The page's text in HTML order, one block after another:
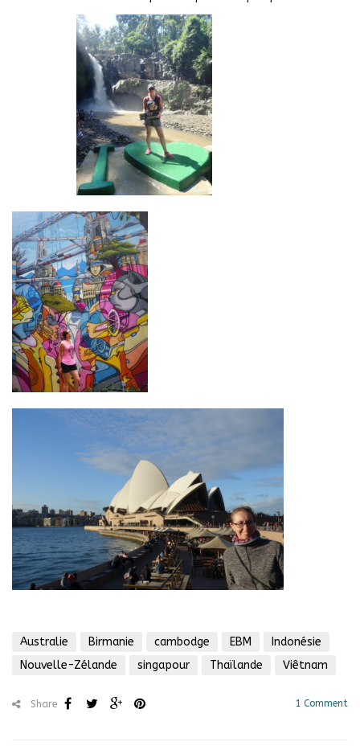
Australie Birmanie cambodge EBM
Indonésie
Nouvelle-Zélande
singapour Thaïlande Viêtnam
1 Comment
Share